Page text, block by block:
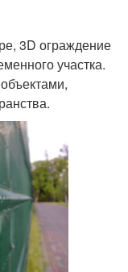
3D ограждение
участка.